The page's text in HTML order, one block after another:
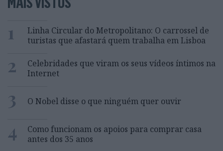
1
Linha Circular do Metropolitano: O carrossel de
turistas que afastará quem trabalha em Lisboa
2
Celebridades que viram os seus vídeos íntimos na
Internet
3 O Nobel disse o que ninguém quer ouvir
4
Como funcionam os apoios para comprar casa
antes dos 35 anos